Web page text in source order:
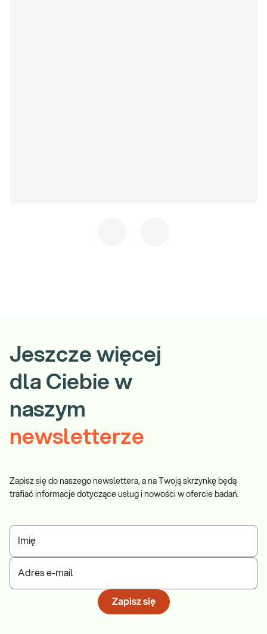
Jeszcze więcej
dla Ciebie w
naszym
newsletterze
Zapisz się do naszego newslettera, a na Twoją skrzynkę będą
trafiać informacje dotyczące usług i nowości w ofercie badań.
Imię
Adres e-mail
Zapisz się